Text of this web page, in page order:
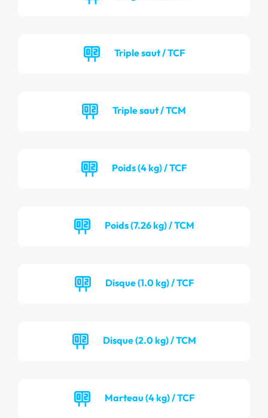
Triple saut / TCF
Triple saut / TCM
Poids (4 kg) / TCF
Poids (7.26 kg) / TCM
Disque (1.0 kg) / TCF
Disque (2.0 kg) / TCM
Marteau (4 kg) / TCF